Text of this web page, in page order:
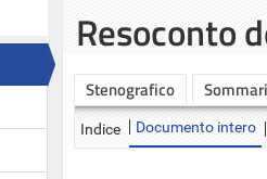
Resoconto
Stenografico
Indice Documento intero